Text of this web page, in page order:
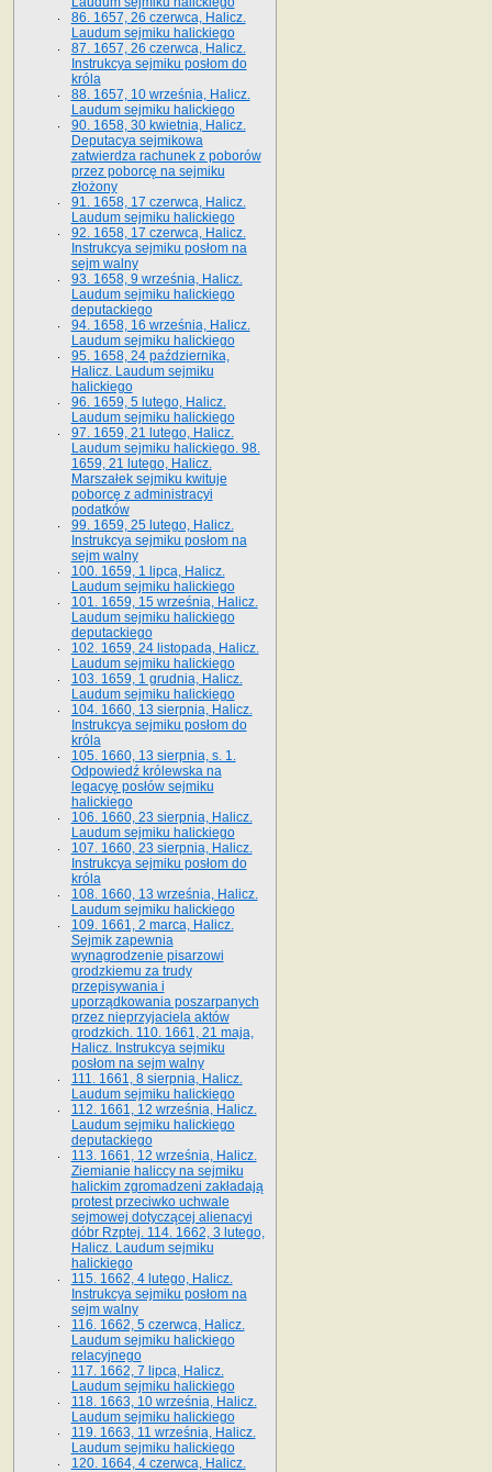
86. 1657, 26 czerwca, Halicz.
Laudum sejmiku halickiego
87. 1657, 26 czerwca, Halicz.
Instrukcya sejmiku posłom do
króla
88. 1657, 10 września, Halicz.
Laudum sejmiku halickiego
90. 1658, 30 kwietnia, Halicz.
Deputacya sejmikowa
zatwierdza rachunek z poborów
przez poborcę na sejmiku
złożony
91. 1658, 17 czerwca, Halicz.
Laudum sejmiku halickiego
92. 1658, 17 czerwca, Halicz.
Instrukcya sejmiku posłom na
sejm walny
93. 1658, 9 września, Halicz.
Laudum sejmiku halickiego
deputackiego
94. 1658, 16 września, Halicz.
Laudum sejmiku halickiego
95. 1658, 24 października,
Halicz. Laudum sejmiku
halickiego
96. 1659, 5 lutego, Halicz.
Laudum sejmiku halickiego
97. 1659, 21 lutego, Halicz.
Laudum sejmiku halickiego. 98.
1659, 21 lutego, Halicz.
Marszałek sejmiku kwituje
poborcę z administracyi
podatków
99. 1659, 25 lutego, Halicz.
Instrukcya sejmiku posłom na
sejm walny
100. 1659, 1 lipca, Halicz.
Laudum sejmiku halickiego
101. 1659, 15 września, Halicz.
Laudum sejmiku halickiego
deputackiego
102. 1659, 24 listopada, Halicz.
Laudum sejmiku halickiego
103. 1659, 1 grudnia, Halicz.
Laudum sejmiku halickiego
104. 1660, 13 sierpnia, Halicz.
Instrukcya sejmiku posłom do
króla
105. 1660, 13 sierpnia, s. 1.
Odpowiedź królewska na
legacyę posłów sejmiku
halickiego
106. 1660, 23 sierpnia, Halicz.
Laudum sejmiku halickiego
107. 1660, 23 sierpnia, Halicz.
Instrukcya sejmiku posłom do
króla
108. 1660, 13 września, Halicz.
Laudum sejmiku halickiego
109. 1661, 2 marca, Halicz.
Sejmik zapewnia
wynagrodzenie pisarzowi
grodzkiemu za trudy
przepisywania i
uporządkowania poszarpanych
przez nieprzyjaciela aktów
grodzkich. 110. 1661, 21 maja,
Halicz. Instrukcya sejmiku
posłom na sejm walny
111. 1661, 8 sierpnia, Halicz.
Laudum sejmiku halickiego
112. 1661, 12 września, Halicz.
Laudum sejmiku halickiego
deputackiego
113. 1661, 12 września, Halicz.
Ziemianie haliccy na sejmiku
halickim zgromadzeni zakładają
protest przeciwko uchwale
sejmowej dotyczącej alienacyi
dóbr Rzptej. 114. 1662, 3 lutego,
Halicz. Laudum sejmiku
halickiego
115. 1662, 4 lutego, Halicz.
Instrukcya sejmiku posłom na
sejm walny
116. 1662, 5 czerwca, Halicz.
Laudum sejmiku halickiego
relacyjnego
117. 1662, 7 lipca, Halicz.
Laudum sejmiku halickiego
118. 1663, 10 września, Halicz.
Laudum sejmiku halickiego
119. 1663, 11 września, Halicz.
Laudum sejmiku halickiego
120. 1664, 4 czerwca, Halicz.